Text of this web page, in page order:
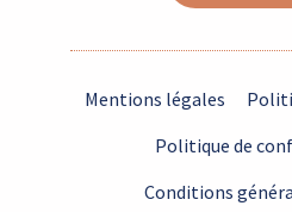
Mentions légales
Politique de
Conditions